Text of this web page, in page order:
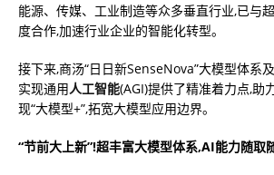
能源、传媒、工业制造等众多垂直行业,已与
度合作,加速行业企业的智能化转型。
接下来,商汤“日日新SenseNova”大模型体系
实现通用人工智能(AGI)提供了精准着力点,助
现“大模型+”,拓宽大模型应用边界。
“节前大上新”!超丰富大模型体系,AI能力随取